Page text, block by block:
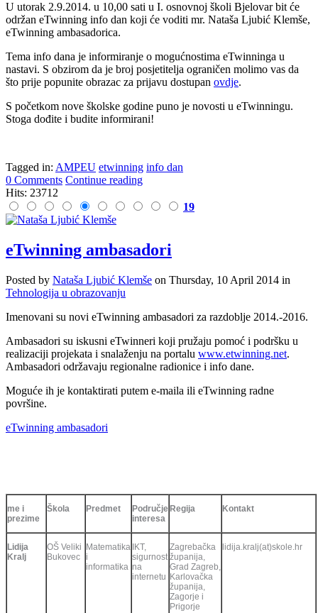
U utorak 2.9.2014. u 10,00 sati u I. osnovnoj školi Bjelovar bit će
održan eTwinning info dan koji će voditi mr. Nataša Ljubić Klemše,
eTwinning ambasadorica.
Tema info dana je informiranje o mogućnostima eTwinninga u
nastavi. S obzirom da je broj posjetitelja ograničen molimo vas da
što prije popunite obrazac za prijavu dostupan ovdje.
S početkom nove školske godine puno je novosti u eTwinningu.
Stoga dođite i budite informirani!
Tagged in: AMPEU etwinning info dan
0 Comments Continue reading
Hits: 23712
19
eTwinning ambasadori
Posted by Nataša Ljubić Klemše on Thursday, 10 April 2014 in
Tehnologija u obrazovanju
Imenovani su novi eTwinning ambasadori za razdoblje 2014.-2016.
Ambasadori su iskusni eTwinneri koji pružaju pomoć i podršku u
realizaciji projekata i snalaženju na portalu www.etwinning.net.
Ambasadori održavaju regionalne radionice i info dane.
Moguće ih je kontaktirati putem e-maila ili eTwinning radne
površine.
eTwinning ambasadori
me i
prezime
Škola Predmet
Područje
interesa
Regija Kontakt
Lidija
Kralj
OŠ Veliki
Bukovec
Matematika
i
informatika
IKT,
sigurnost
na
internetu
Zagrebačka
županija,
Grad Zagreb,
Karlovačka
županija,
Zagorje i
Prigorje
lidija.kralj(at)skole.hr